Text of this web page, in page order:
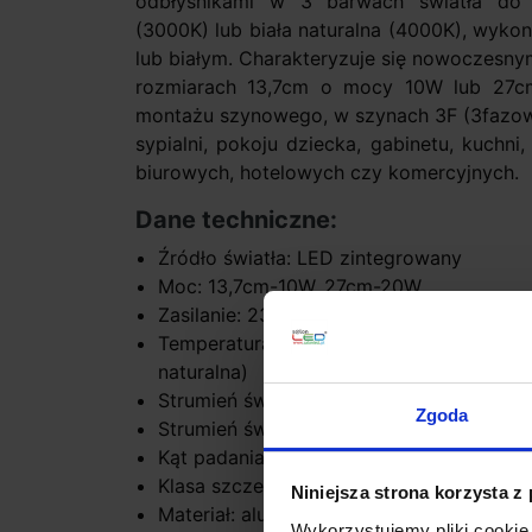
Zgoda
Niniejsza strona korzysta z
(3000K) lub biała naturalna (4000K),
lub białym. Charakteryzuje się
rozmiarach 13,7cm o mocy 10W lub
montażu szynowego, w szynach 3F
sypialni, pokoju dziecka, gabinetu,
biurowych, hotelowych czy komercyjnych.
Dane techniczne:
Źródło światła: LED zintegrowany
Moc: 13,7cm-10W, 27cm-20W
Zasilanie: 230V
Temperatura barwy światła: 2700K
naturalna)
Strumień światła: 10W: 2700K-635lm,
Strumień światła: 20W: 2700K-1250lm,
Kąt padania światła: 15°, 30°, 45°
Klasa szczelności: IP20
Materiał: aluminium